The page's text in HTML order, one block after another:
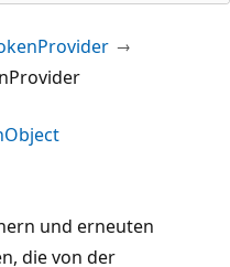
und erneuten
die von der